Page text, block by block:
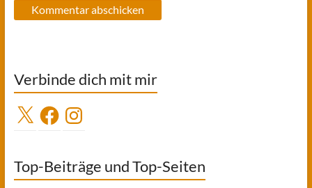
Verbinde dich mit mir
X FacebookInstagram
Top-Beiträge und Top-Seiten